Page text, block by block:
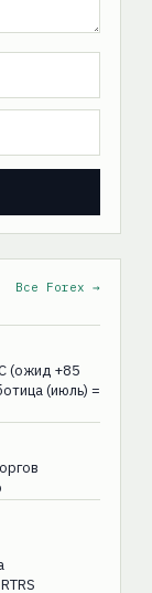
Все Forex →
(ожид +85
(июль) =